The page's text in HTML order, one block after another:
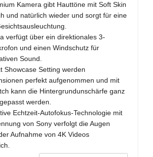
Kamera gibt Hauttöne mit Soft Skin
und natürlich wieder und sorgt für eine
verfügt über ein direktionales 3-
und einen Windschutz für
Sound.
Showcase Setting werden
perfekt aufgenommen und mit
kann die Hintergrundunschärfe ganz
werden.
Echtzeit-Autofokus-Technologie mit
von Sony verfolgt die Augen
Aufnahme von 4K Videos